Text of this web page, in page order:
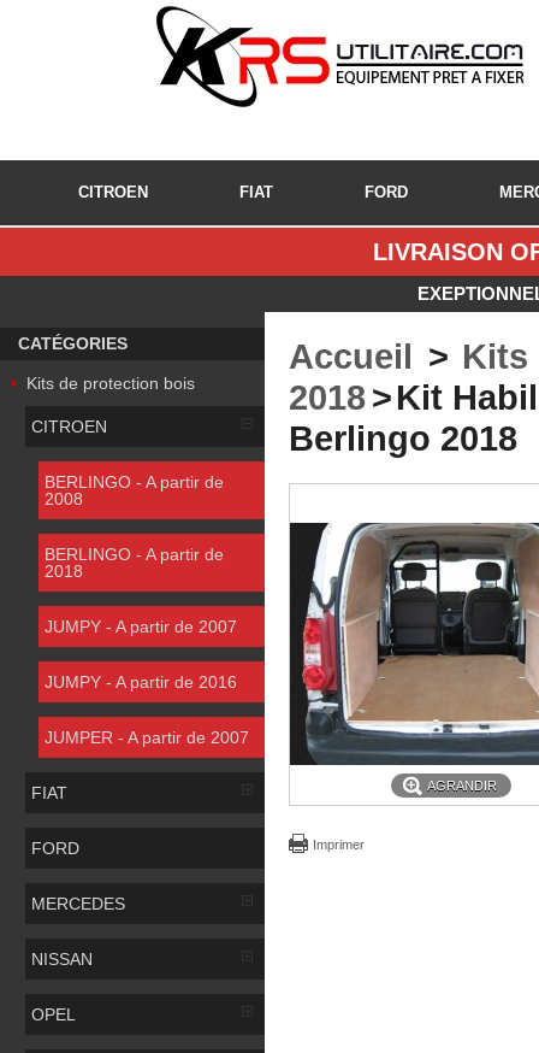
CITROEN FIAT FORD
LIVRAISON
CATÉGORIES
Kits de protection bois
CITROEN
BERLINGO - A partir de
2008
BERLINGO - A partir de
2018
JUMPY - A partir de 2007
JUMPY - A partir de 2016
JUMPER - A partir de 2007
FIAT
FORD
MERCEDES
NISSAN
OPEL
Accueil > Kits
2018>Kit
Berlingo 2018
AGRANDIR
Imprimer